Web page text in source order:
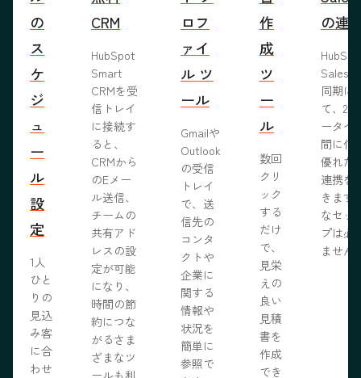
の
ス
ケ
ジ
ュ
ー
ル
設
定
1人
ひと
りの
見込
み客
に合
わせ
CRM
HubSpot
Smart
CRMを受
信トレイ
に接続す
ると、
CRMから
のEメー
ル送信、
チームの
共有アド
レスの設
定が可能
になり、
時間の節
約につな
がるさま
ざまなツ
ールも利
ロフ
ァイ
ル ツ
ール
Gmailや
Outlook
の受信
トレイ
で、送
信先の
コンタ
クトや
企業に
関する
情報や
状況を
簡単に
参照で
作
成
ツ
ー
ル
数回
クリ
ック
する
だけ
で、
見栄
えの
良い
見積
書を
作成
でき
の連
同期に
て、2
ータベ
間に信
優れた
連携を
きます
なセッ
プは必
ません